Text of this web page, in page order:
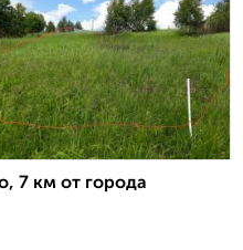
7 км от города